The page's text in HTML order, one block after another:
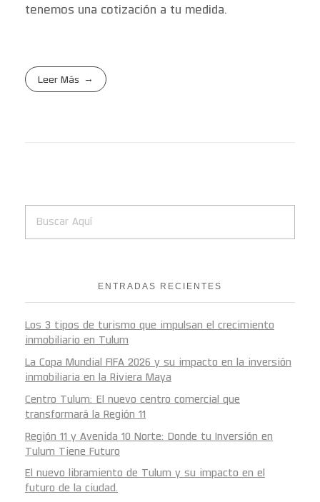
tenemos una cotización a tu medida.
Leer Más
ENTRADAS RECIENTES
Los 3 tipos de turismo que impulsan el crecimiento
inmobiliario en Tulum
La Copa Mundial FIFA 2026 y su impacto en la inversión
inmobiliaria en la Riviera Maya
Centro Tulum: El nuevo centro comercial que
transformará la Región 11
Región 11 y Avenida 10 Norte: Donde tu Inversión en
Tulum Tiene Futuro
El nuevo libramiento de Tulum y su impacto en el
futuro de la ciudad.